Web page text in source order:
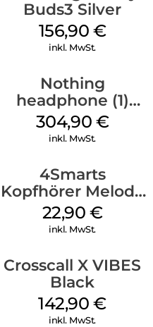
Geräten herstellen. Dank
nahtlos eine Verbindung
herstellen, sodass du ein
Buds3 Silver
156,90 €
inkl. MwSt.
Nothing
headphone (1)
Weiß
304,90 €
inkl. MwSt.
4Smarts
Kopfhörer Melody
Digital USB-C
Weiß
22,90 €
inkl. MwSt.
Crosscall X VIBES
Black
142,90€
inkl. MwSt.